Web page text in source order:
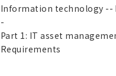
Information technology --
-
Part 1: IT asset
Requirements